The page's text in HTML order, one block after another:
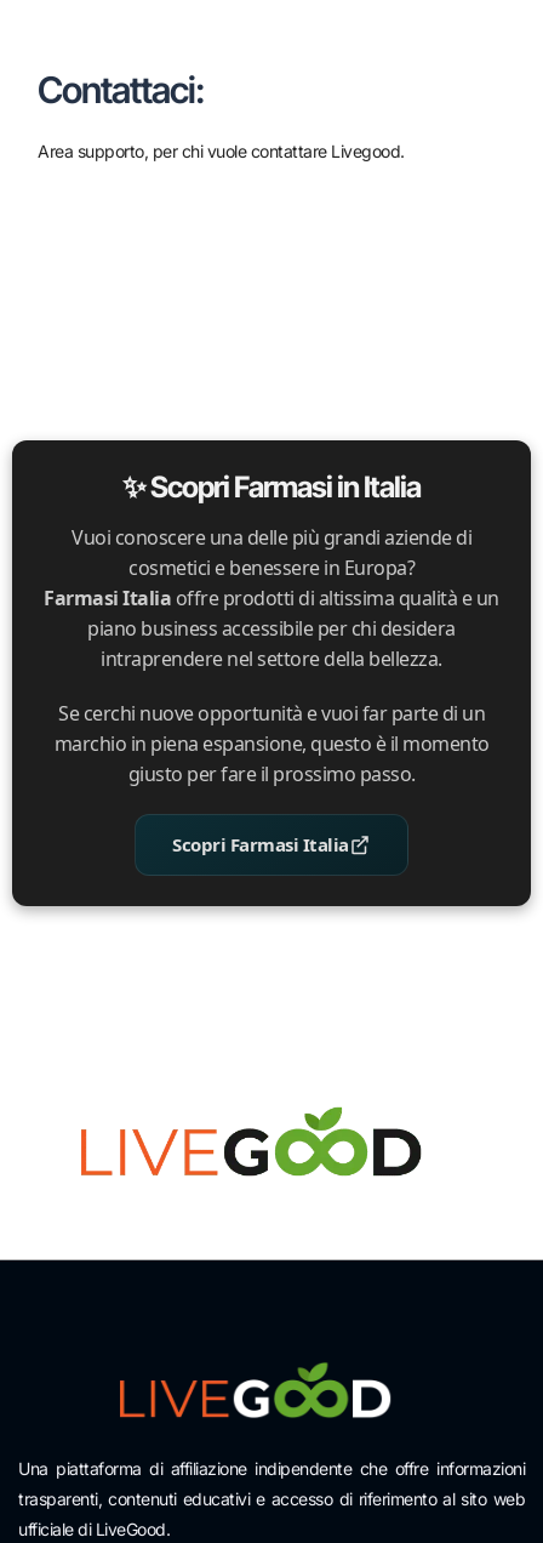
Contattaci:
Area supporto, per chi vuole contattare Livegood.
✨ Scopri Farmasi in Italia
Vuoi conoscere una delle più grandi aziende di
cosmetici e benessere in Europa?
Farmasi Italia offre prodotti di altissima qualità e un
piano business accessibile per chi desidera
intraprendere nel settore della bellezza.
Se cerchi nuove opportunità e vuoi far parte di un
marchio in piena espansione, questo è il momento
giusto per fare il prossimo passo.
Scopri Farmasi Italia
Una piattaforma di affiliazione indipendente che offre informazioni
trasparenti, contenuti educativi e accesso di riferimento al sito web
ufficiale di LiveGood.